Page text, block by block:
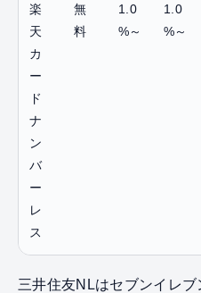
楽
天
カ
ー
ド
ナ
ン
バ
ー
レ
ス
無
料
1.0
%～
1.0
%～
三井住友NLはセブンイレ